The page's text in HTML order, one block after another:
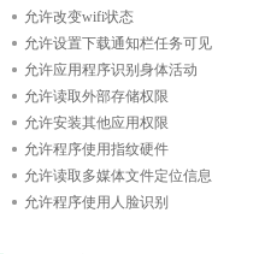
允许改变wifi状态
允许设置下载通知栏任务可见
允许应用程序识别身体活动
允许读取外部存储权限
允许安装其他应用权限
允许程序使用指纹硬件
允许读取多媒体文件定位信息
允许程序使用人脸识别